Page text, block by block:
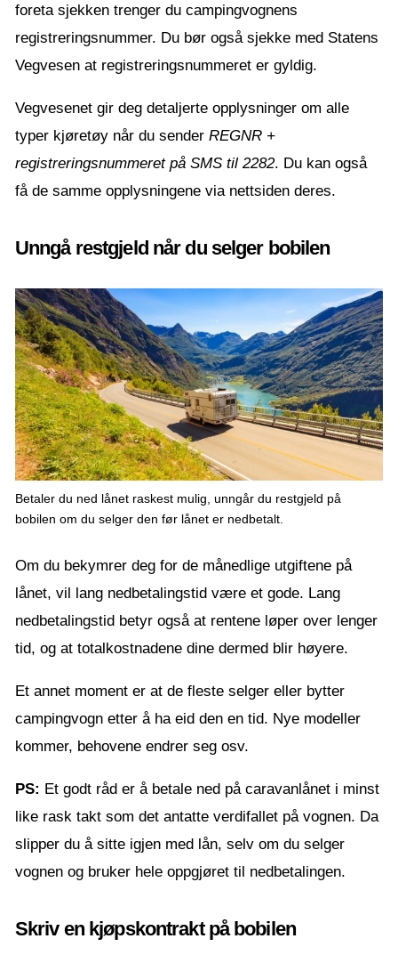
foreta sjekken trenger du campingvognens
registreringsnummer. Du bør også sjekke med Statens
Vegvesen at registreringsnummeret er gyldig.
Vegvesenet gir deg detaljerte opplysninger om alle
typer kjøretøy når du sender REGNR +
registreringsnummeret på SMS til 2282. Du kan også
få de samme opplysningene via nettsiden deres.
Unngå restgjeld når du selger bobilen
Betaler du ned lånet raskest mulig, unngår du restgjeld på
bobilen om du selger den før lånet er nedbetalt.
Om du bekymrer deg for de månedlige utgiftene på
lånet, vil lang nedbetalingstid være et gode. Lang
nedbetalingstid betyr også at rentene løper over lenger
tid, og at totalkostnadene dine dermed blir høyere.
Et annet moment er at de fleste selger eller bytter
campingvogn etter å ha eid den en tid. Nye modeller
kommer, behovene endrer seg osv.
PS: Et godt råd er å betale ned på caravanlånet i minst
like rask takt som det antatte verdifallet på vognen. Da
slipper du å sitte igjen med lån, selv om du selger
vognen og bruker hele oppgjøret til nedbetalingen.
Skriv en kjøpskontrakt på bobilen